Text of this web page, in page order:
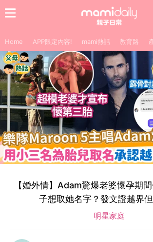
Home APP限定內容! mami熱話 教育路
【婚外情】Adam驚爆老婆懷孕期
子想取她名字？發文證越界
明星家庭